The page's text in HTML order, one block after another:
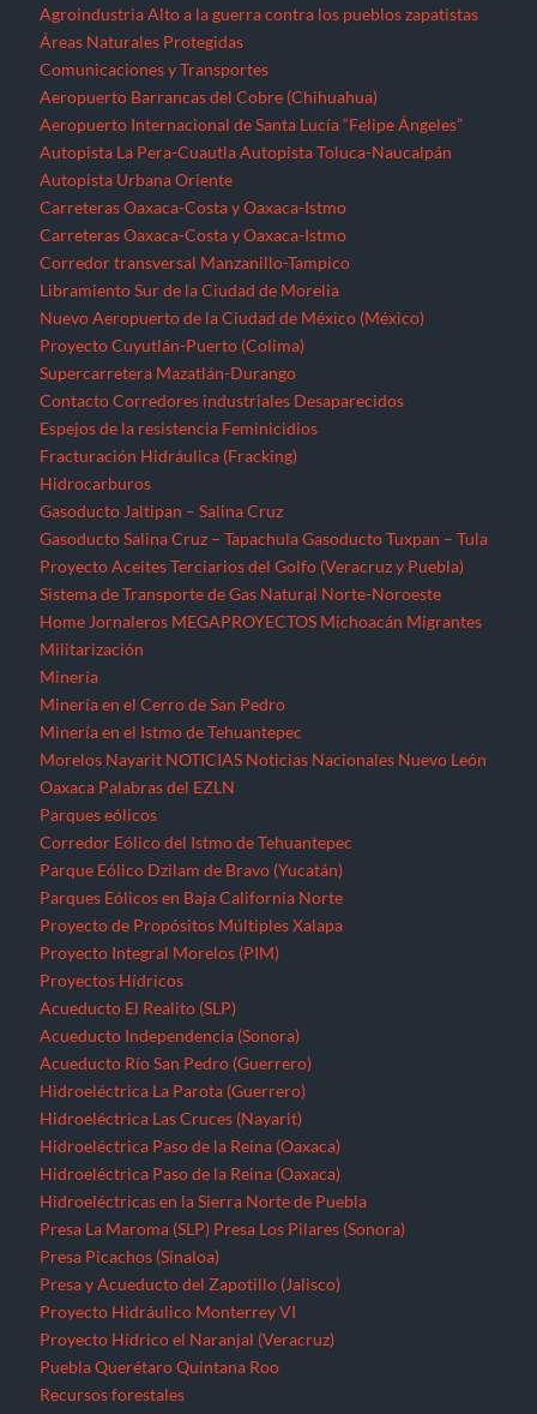
Agroindustria Alto a la guerra contra los pueblos zapatistas
Áreas Naturales Protegidas
Comunicaciones y Transportes
Aeropuerto Barrancas del Cobre (Chihuahua)
Aeropuerto Internacional de Santa Lucía “Felipe Ángeles”
Autopista La Pera-Cuautla Autopista Toluca-Naucalpán
Autopista Urbana Oriente
Carreteras Oaxaca-Costa y Oaxaca-Istmo
Carreteras Oaxaca-Costa y Oaxaca-Istmo
Corredor transversal Manzanillo-Tampico
Libramiento Sur de la Ciudad de Morelia
Nuevo Aeropuerto de la Ciudad de México (México)
Proyecto Cuyutlán-Puerto (Colima)
Supercarretera Mazatlán-Durango
Contacto Corredores industriales Desaparecidos
Espejos de la resistencia Feminicidios
Fracturación Hidráulica (Fracking)
Hidrocarburos
Gasoducto Jaltipan – Salina Cruz
Gasoducto Salina Cruz – Tapachula Gasoducto Tuxpan – Tula
Proyecto Aceites Terciarios del Golfo (Veracruz y Puebla)
Sistema de Transporte de Gas Natural Norte-Noroeste
Home Jornaleros MEGAPROYECTOS Michoacán Migrantes
Militarización
Minería
Minería en el Cerro de San Pedro
Minería en el Istmo de Tehuantepec
Morelos Nayarit NOTICIAS Noticias Nacionales Nuevo León
Oaxaca Palabras del EZLN
Parques eólicos
Corredor Eólico del Istmo de Tehuantepec
Parque Eólico Dzilam de Bravo (Yucatán)
Parques Eólicos en Baja California Norte
Proyecto de Propósitos Múltiples Xalapa
Proyecto Integral Morelos (PIM)
Proyectos Hídricos
Acueducto El Realito (SLP)
Acueducto Independencia (Sonora)
Acueducto Río San Pedro (Guerrero)
Hidroeléctrica La Parota (Guerrero)
Hidroeléctrica Las Cruces (Nayarit)
Hidroeléctrica Paso de la Reina (Oaxaca)
Hidroeléctrica Paso de la Reina (Oaxaca)
Hidroeléctricas en la Sierra Norte de Puebla
Presa La Maroma (SLP) Presa Los Pilares (Sonora)
Presa Picachos (Sinaloa)
Presa y Acueducto del Zapotillo (Jalisco)
Proyecto Hidráulico Monterrey VI
Proyecto Hídrico el Naranjal (Veracruz)
Puebla Querétaro Quintana Roo
Recursos forestales